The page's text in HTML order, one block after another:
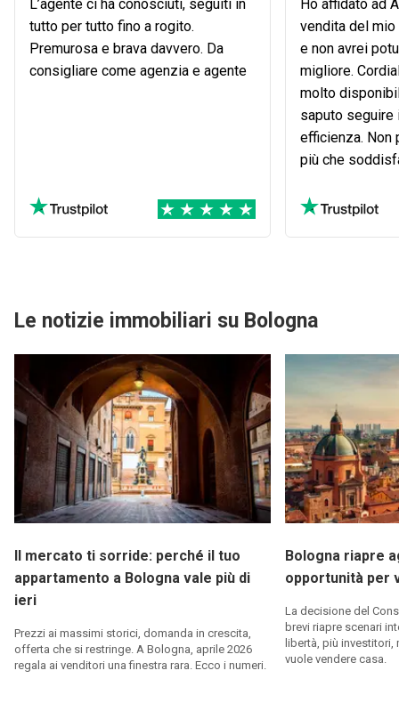
L’agente ci ha conosciuti, seguiti in
tutto per tutto fino a rogito.
Premurosa e brava davvero. Da
consigliare come agenzia e agente
Ho affidato ad
vendita del
e non avrei
migliore.
molto
saputo seguire
efficienza. Non
più che
Le notizie immobiliari su Bologna
Il mercato ti sorride: perché il tuo
appartamento a Bologna vale più di
ieri
Prezzi ai massimi storici, domanda in crescita,
offerta che si restringe. A Bologna, aprile 2026
regala ai venditori una finestra rara. Ecco i numeri.
Bologna riapre
opportunità per
La decisione del
brevi riapre scenari
libertà, più investitori,
vuole vendere casa.